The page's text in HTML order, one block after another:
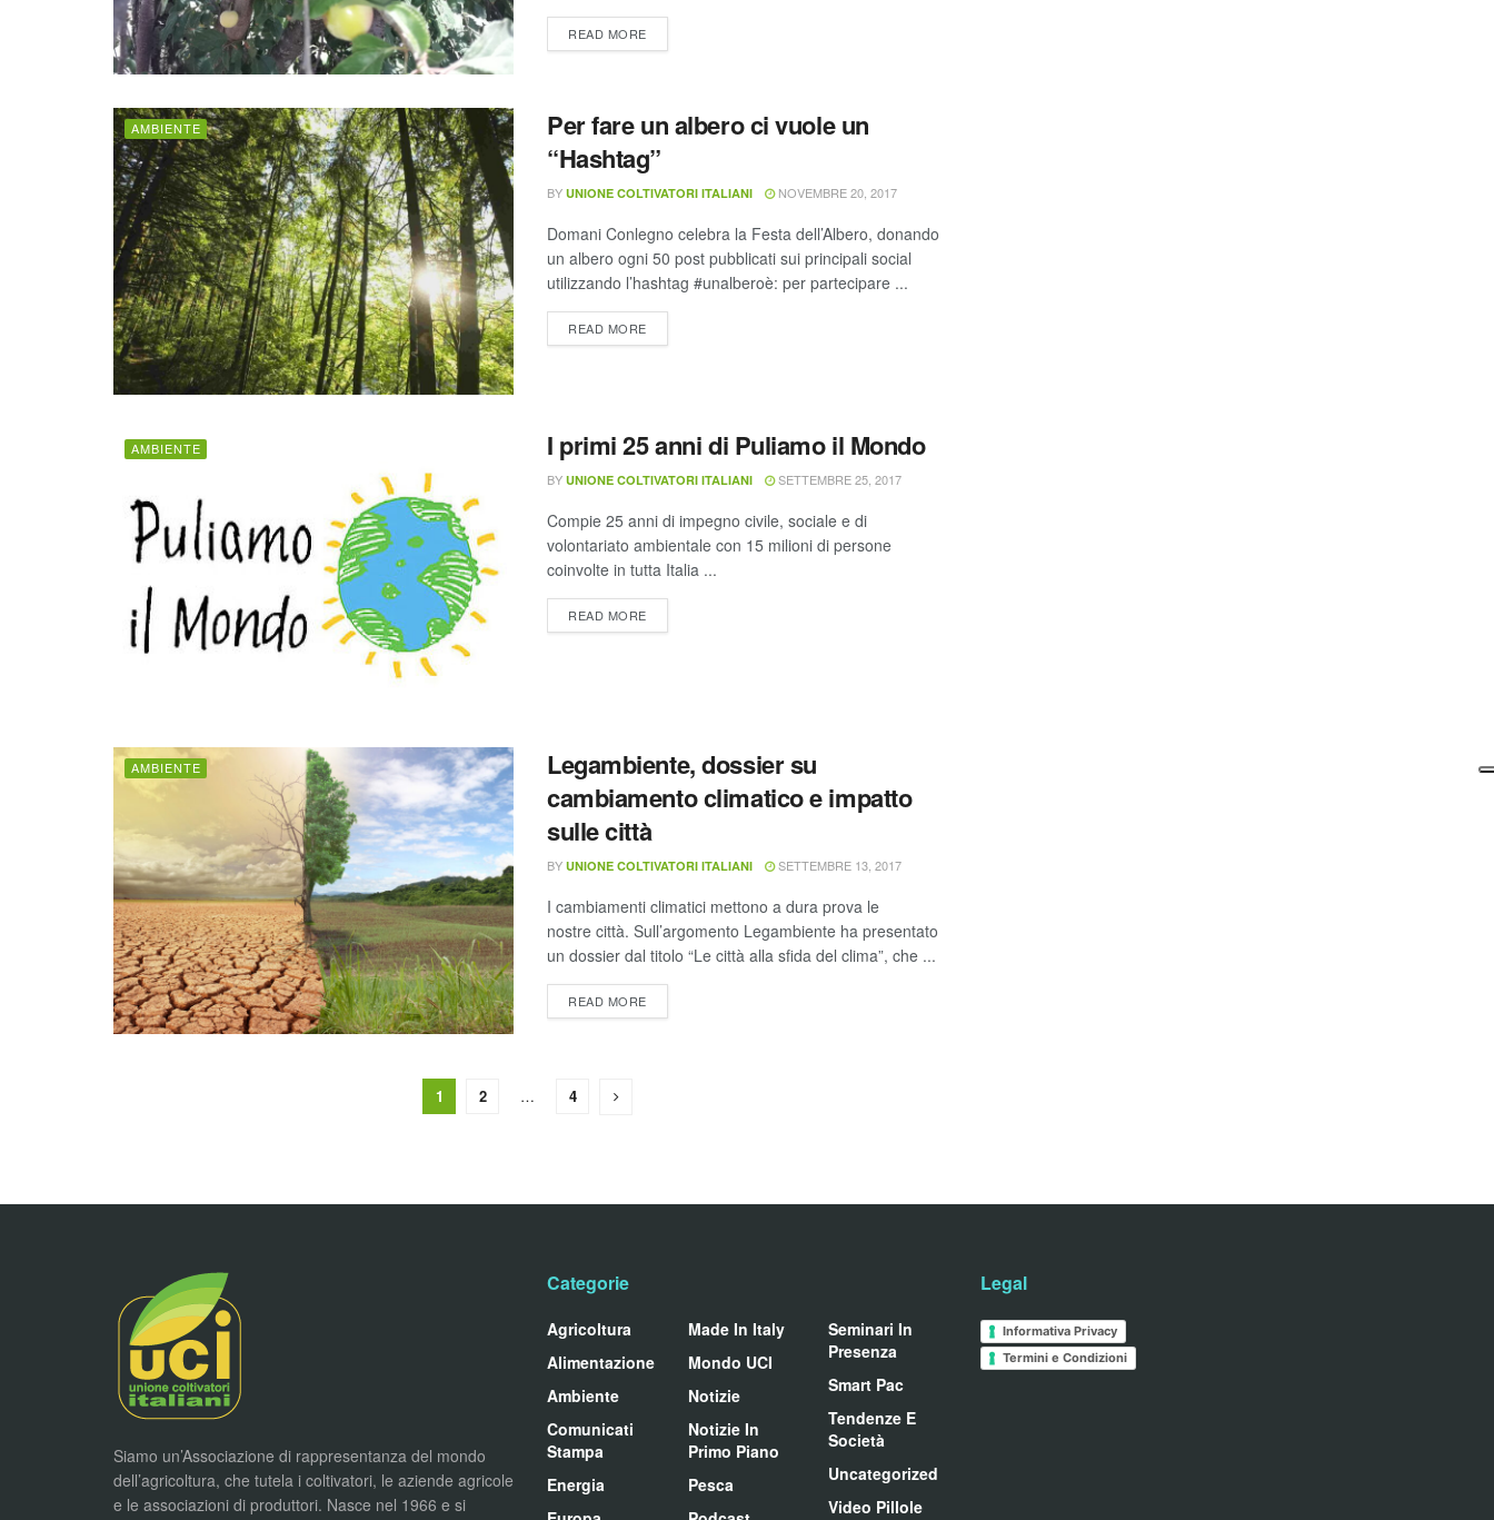
READ MORE
AMBIENTE
Per fare un albero ci vuole un
“Hashtag”
BY UNIONE COLTIVATORI ITALIANI NOVEMBRE 20, 2017
Domani Conlegno celebra la Festa dell’Albero, donando
un albero ogni 50 post pubblicati sui principali social
utilizzando l’hashtag #unalberoè: per partecipare ...
READ MORE
AMBIENTE I primi 25 anni di Puliamo il Mondo
BY UNIONE COLTIVATORI ITALIANI SETTEMBRE 25, 2017
Compie 25 anni di impegno civile, sociale e di
volontariato ambientale con 15 milioni di persone
coinvolte in tutta Italia ...
READ MORE
AMBIENTE
Legambiente, dossier su
cambiamento climatico e impatto
sulle città
BY UNIONE COLTIVATORI ITALIANI SETTEMBRE 13, 2017
I cambiamenti climatici mettono a dura prova le
nostre città. Sull’argomento Legambiente ha presentato
un dossier dal titolo “Le città alla sfida del clima”, che ...
READ MORE
1 2 … 4
Siamo un’Associazione di rappresentanza del mondo
dell’agricoltura, che tutela i coltivatori, le aziende agricole
e le associazioni di produttori. Nasce nel 1966 e si
Categorie
Agricoltura
Alimentazione
Ambiente
Comunicati
Stampa
Energia
Made In Italy
Mondo UCI
Notizie
Notizie In
Primo Piano
Pesca
Seminari In
Presenza
Smart Pac
Tendenze E
Società
Uncategorized
Video Pillole
Legal
Informativa Privacy
Termini e Condizioni